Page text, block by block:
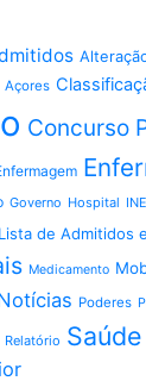
Açores
Concurso
Governo Hospital
Lista de Admitidos
Medicamento
Poderes
Relatório Saúde